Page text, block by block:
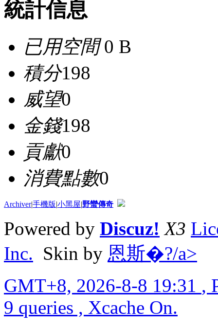
統計信息
已用空間0 B
積分198
威望0
金錢198
貢獻0
消費點數0
Archiver|手機版|小黑屋|野蠻傳奇
Powered by Discuz! X3
Inc. Skin by 恩斯�?/a>
GMT+8, 2026-8-8 19:31 ,
9 queries , Xcache On.